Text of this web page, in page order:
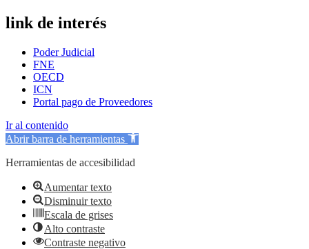
link de interés
Poder Judicial
FNE
OECD
ICN
Portal pago de Proveedores
Ir al contenido
Abrir barra de herramientas
Herramientas de accesibilidad
Aumentar texto
Disminuir texto
Escala de grises
Alto contraste
Contraste negativo